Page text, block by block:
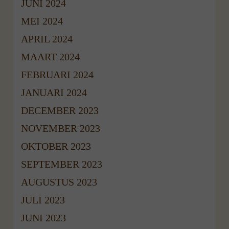
JUNI 2024
MEI 2024
APRIL 2024
MAART 2024
FEBRUARI 2024
JANUARI 2024
DECEMBER 2023
NOVEMBER 2023
OKTOBER 2023
SEPTEMBER 2023
AUGUSTUS 2023
JULI 2023
JUNI 2023